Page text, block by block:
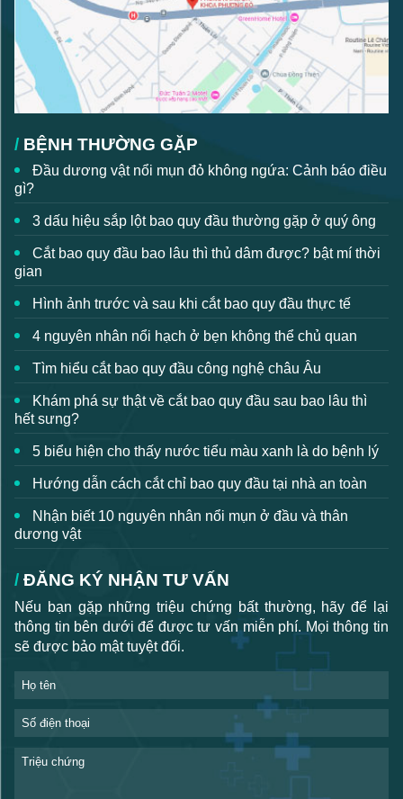
BỆNH THƯỜNG GẶP
Đầu dương vật nổi mụn đỏ không ngứa: Cảnh báo điều
gì?
3 dấu hiệu sắp lột bao quy đầu thường gặp ở quý ông
Cắt bao quy đầu bao lâu thì thủ dâm được? bật mí thời
gian
Hình ảnh trước và sau khi cắt bao quy đầu thực tế
4 nguyên nhân nổi hạch ở bẹn không thể chủ quan
Tìm hiểu cắt bao quy đầu công nghệ châu Âu
Khám phá sự thật về cắt bao quy đầu sau bao lâu thì
hết sưng?
5 biểu hiện cho thấy nước tiểu màu xanh là do bệnh lý
Hướng dẫn cách cắt chỉ bao quy đầu tại nhà an toàn
Nhận biết 10 nguyên nhân nổi mụn ở đầu và thân
dương vật
ĐĂNG KÝ NHẬN TƯ VẤN
Nếu bạn gặp những triệu chứng bất thường, hãy để lại
thông tin bên dưới để được tư vấn miễn phí. Mọi thông tin
sẽ được bảo mật tuyệt đối.